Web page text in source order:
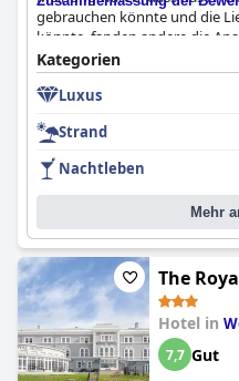
gebrauchen könnte und die
könnte, fanden andere die
sauberen Zustand. Obwohl
angepriesen wird, waren
eher in die 3-Sterne-Kategorie
verfügbar. Während einige
fanden, lobten andere die
bietet dasVictoria Mansions
Einrichtungen und
Kategorien
Luxus
Strand
Nachtleben
Mehr
The
Hotel in
7,7 Gut